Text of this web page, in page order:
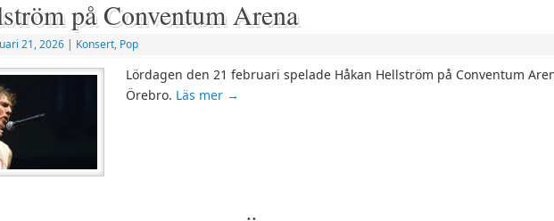
på Conventum Arena
21, 2026 | Konsert, Pop
Lördagen den 21 februari spelade Håkan Hellström på Conventum
Örebro. Läs mer →